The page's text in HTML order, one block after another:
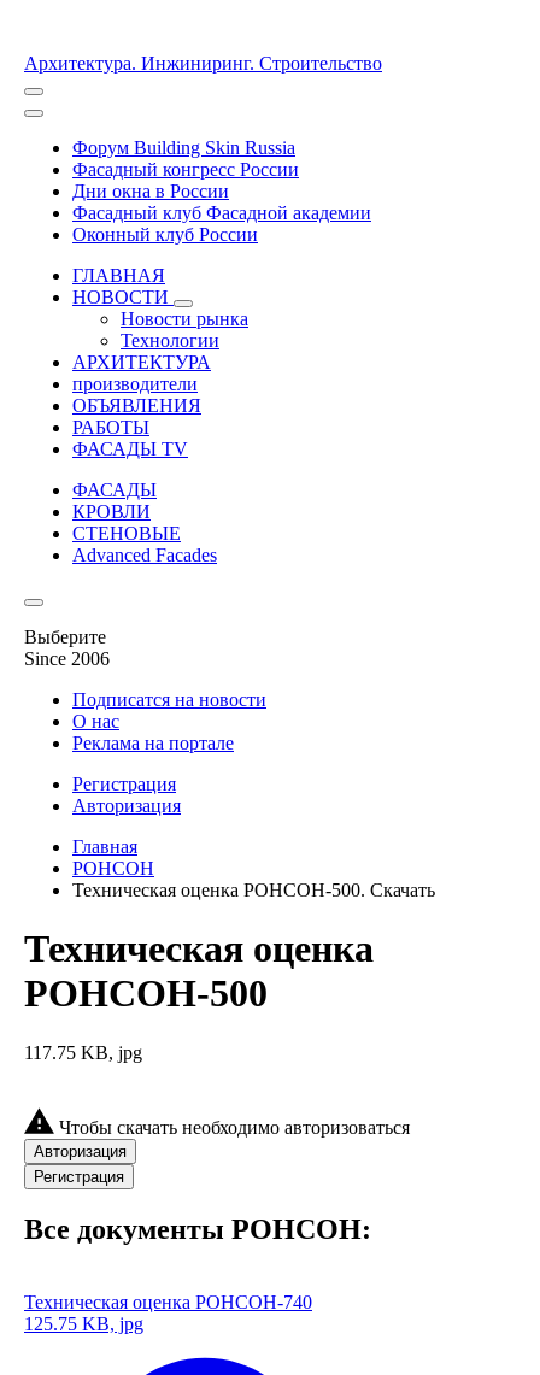
Архитектура. Инжиниринг. Строительство
Форум Building Skin Russia
Фасадный конгресс России
Дни окна в России
Фасадный клуб Фасадной академии
Оконный клуб России
ГЛАВНАЯ
НОВОСТИ
Новости рынка
Технологии
АРХИТЕКТУРА
производители
ОБЪЯВЛЕНИЯ
РАБОТЫ
ФАСАДЫ TV
ФАСАДЫ
КРОВЛИ
СТЕНОВЫЕ
Advanced Facades
Выберите
Since 2006
Подписатся на новости
О нас
Реклама на портале
Регистрация
Авторизация
Главная
РОНСОН
Техническая оценка РОНСОН-500. Скачать
Техническая оценка
РОНСОН-500
117.75 KB, jpg
Чтобы скачать необходимо авторизоваться
Авторизация
Регистрация
Все документы РОНСОН:
Техническая оценка РОНСОН-740
125.75 KB, jpg